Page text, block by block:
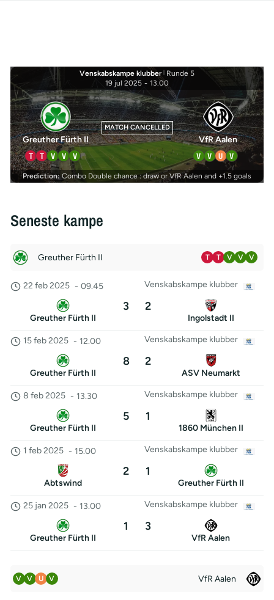
Venskabskampe klubber | Runde 5
19 jul 2025 - 13.00
Greuther Fürth II
T T V V V
MATCH CANCELLED
VfR Aalen
V V U V
Prediction: Combo Double chance : draw or VfR Aalen and +1.5 goals
Seneste kampe
Greuther Fürth II T T V V V
Venskabskampe klubber
22 feb 2025 - 09.45
Greuther Fürth II
3 2
Ingolstadt II
Venskabskampe klubber
15 feb 2025 - 12.00
Greuther Fürth II
8 2
ASV Neumarkt
Venskabskampe klubber
8 feb 2025 - 13.30
Greuther Fürth II
5 1
1860 München II
Venskabskampe klubber
1 feb 2025 - 15.00
Abtswind
2 1
Greuther Fürth II
Venskabskampe klubber
25 jan 2025 - 13.00
Greuther Fürth II
1 3
VfR Aalen
VfR Aalen
V V U V